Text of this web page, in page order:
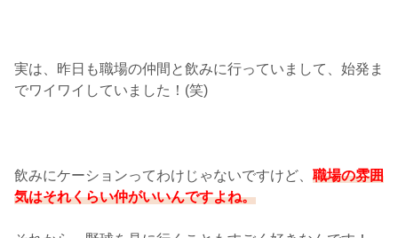
実は、昨日も職場の仲間と飲みに行っていまして、始発ま
でワイワイしていました！(笑)
飲みにケーションってわけじゃないですけど、 職場の雰囲
気はそれくらい仲がいいんですよね。